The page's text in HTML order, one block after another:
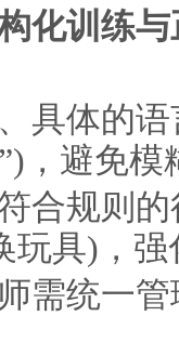
化训练
具体的
，避免模
合规则
玩具)，
需统一